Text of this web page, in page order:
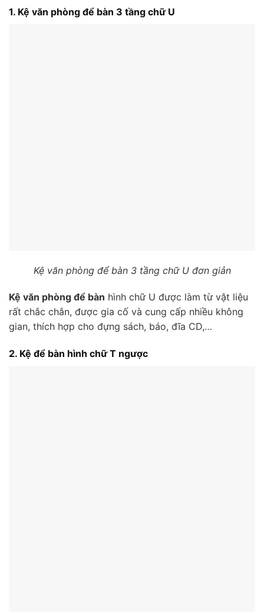
1. Kệ văn phòng để bàn 3 tầng chữ U
Kệ văn phòng để bàn 3 tầng chữ U đơn giản
Kệ văn phòng để bàn hình chữ U được làm từ vật liệu
rất chắc chắn, được gia cố và cung cấp nhiều không
gian, thích hợp cho đựng sách, báo, đĩa CD,…
2. Kệ để bàn hình chữ T ngược